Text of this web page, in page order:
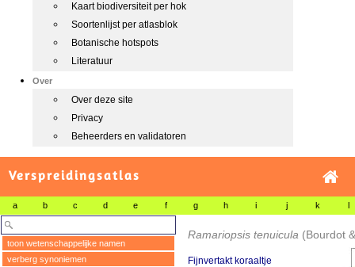
Kaart biodiversiteit per hok
Soortenlijst per atlasblok
Botanische hotspots
Literatuur
Over
Over deze site
Privacy
Beheerders en validatoren
Verspreidingsatlas
a b c d e f g h i j k l
toon wetenschappelijke namen
verberg synoniemen
Ramariopsis tenuicula (Bourdot
Fijnvertakt koraaltje